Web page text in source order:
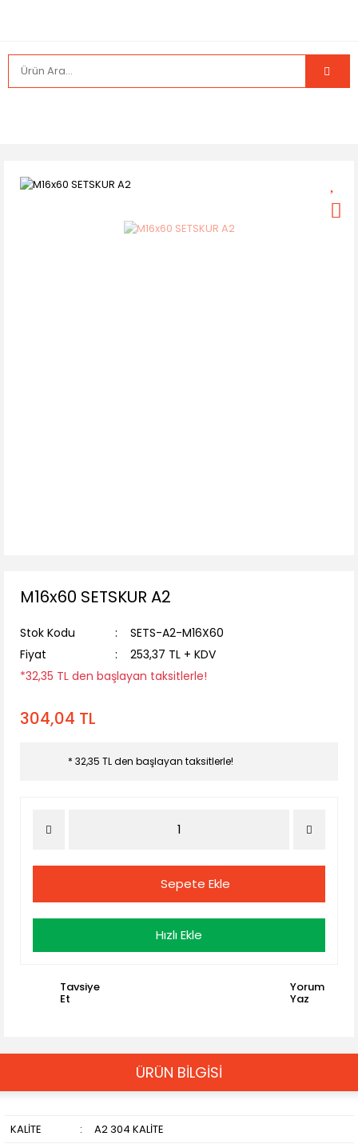
M16x60 SETSKUR A2
Stok Kodu
SETS-A2-M16X60
Fiyat
253,37 TL + KDV
*32,35 TL den başlayan taksitlerle!
304,04 TL
* 32,35 TL den başlayan taksitlerle!
Sepete Ekle
Hızlı Ekle
Tavsiye
Et
Yorum
Yaz
ÜRÜN BİLGİSİ
KALİTE :
A2 304 KALİTE